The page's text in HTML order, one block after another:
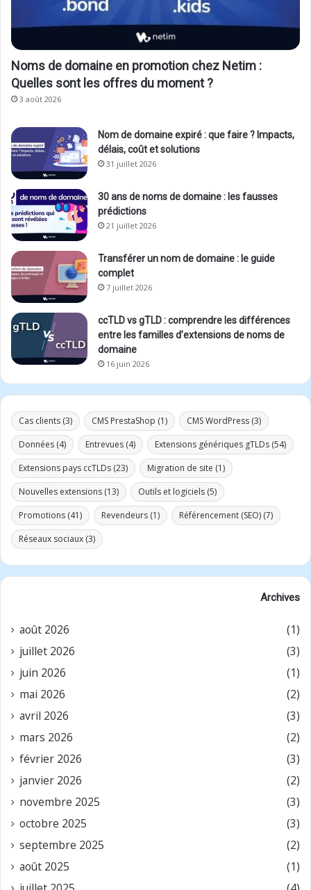
Noms de domaine en promotion chez Netim :
Quelles sont les offres du moment ?
3 août 2026
Nom de domaine expiré : que faire ? Impacts,
délais, coût et solutions
31 juillet 2026
30 ans de noms de domaine : les fausses
prédictions
21 juillet 2026
Transférer un nom de domaine : le guide
complet
7 juillet 2026
ccTLD vs gTLD : comprendre les différences
entre les familles d’extensions de noms de
domaine
16 juin 2026
Cas clients (3) CMS PrestaShop (1) CMS WordPress (3)
Données (4) Entrevues (4) Extensions génériques gTLDs (54)
Extensions pays ccTLDs (23) Migration de site (1)
Nouvelles extensions (13) Outils et logiciels (5)
Promotions (41) Revendeurs (1) Référencement (SEO) (7)
Réseaux sociaux (3)
Archives
août 2026
(1)
juillet 2026
(3)
juin 2026
(1)
mai 2026
(2)
avril 2026
(3)
mars 2026
(2)
février 2026
(3)
janvier 2026
(2)
novembre 2025
(3)
octobre 2025
(3)
septembre 2025
(2)
août 2025
(1)